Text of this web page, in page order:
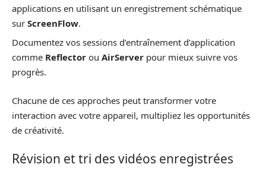
applications en utilisant un enregistrement schématique
sur ScreenFlow.
Documentez vos sessions d’entraînement d’application
comme Reflector ou AirServer pour mieux suivre vos
progrès.
Chacune de ces approches peut transformer votre
interaction avec votre appareil, multipliez les opportunités
de créativité.
Révision et tri des vidéos enregistrées